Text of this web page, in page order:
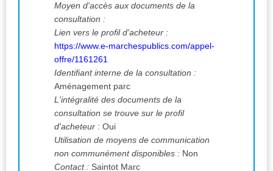
Moyen d'accès aux documents de la
consultation :
Lien vers le profil d'acheteur :
https://www.e-marchespublics.com/appel-
offre/1161261
Identifiant interne de la consultation :
Aménagement parc
L'intégralité des documents de la
consultation se trouve sur le profil
d'acheteur : Oui
Utilisation de moyens de communication
non communément disponibles : Non
Contact : Saintot Marc